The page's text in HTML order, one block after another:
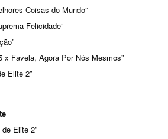
Coisas do Mundo”
Felicidade”
x Favela, Agora Por Nós Mesmos”
Elite 2”
Elite 2”